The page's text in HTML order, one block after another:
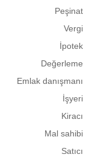
Peşinat
Vergi
İpotek
Değerleme
Emlak danışmanı
İşyeri
Kiracı
Mal sahibi
Satıcı